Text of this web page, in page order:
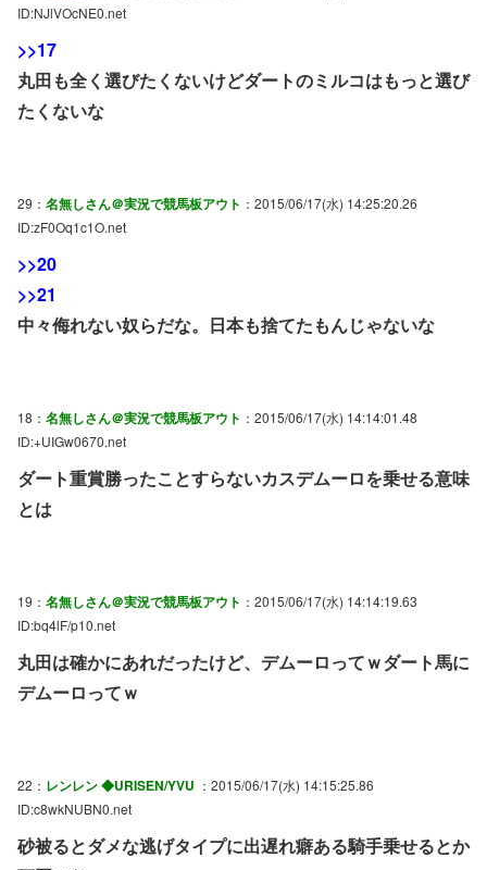
ID:NJlVOcNE0.net
>>17
丸田も全く選びたくないけどダートのミルコはもっと選び
たくないな
29： 名無しさん＠実況で競馬板アウト ：2015/06/17(水) 14:25:20.26
ID:zF0Oq1c1O.net
>>20
>>21
中々侮れない奴らだな。日本も捨てたもんじゃないな
18： 名無しさん＠実況で競馬板アウト ：2015/06/17(水) 14:14:01.48
ID:+UIGw0670.net
ダート重賞勝ったことすらないカスデムーロを乗せる意味
とは
19： 名無しさん＠実況で競馬板アウト ：2015/06/17(水) 14:14:19.63
ID:bq4lF/p10.net
丸田は確かにあれだったけど、デムーロってｗダート馬に
デムーロってｗ
22： レンレン ◆URISEN/YVU ：2015/06/17(水) 14:15:25.86
ID:c8wkNUBN0.net
砂被るとダメな逃げタイプに出遅れ癖ある騎手乗せるとか